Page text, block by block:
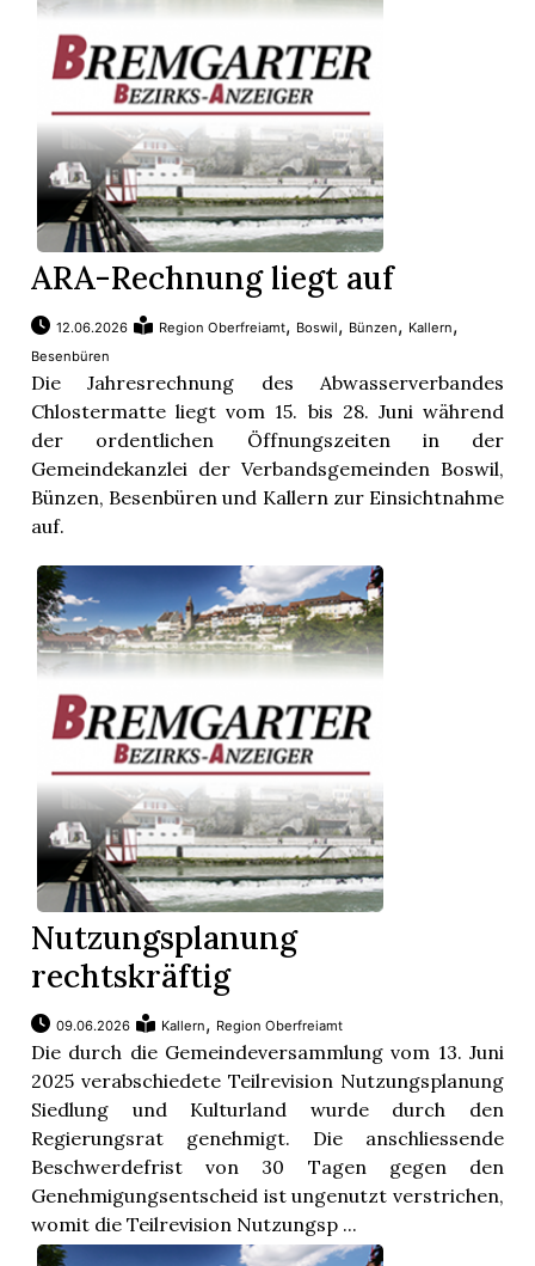
ARA-Rechnung liegt auf
12.06.2026 Region Oberfreiamt, Boswil, Bünzen, Kallern,
Besenbüren
Die Jahresrechnung des Abwasserverbandes
Chlostermatte liegt vom 15. bis 28. Juni während
der ordentlichen Öffnungszeiten in der
Gemeindekanzlei der Verbandsgemeinden Boswil,
Bünzen, Besenbüren und Kallern zur Einsichtnahme
auf.
Nutzungsplanung
rechtskräftig
09.06.2026 Kallern, Region Oberfreiamt
Die durch die Gemeindeversammlung vom 13. Juni
2025 verabschiedete Teilrevision Nutzungsplanung
Siedlung und Kulturland wurde durch den
Regierungsrat genehmigt. Die anschliessende
Beschwerdefrist von 30 Tagen gegen den
Genehmigungsentscheid ist ungenutzt verstrichen,
womit die Teilrevision Nutzungsp ...